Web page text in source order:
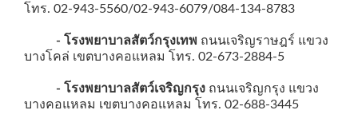
โทร. 02-943-5560/02-943-6079/084-134-8783
- โรงพยาบาลสัตว์กรุงเทพ ถนนเจริญราษฎร์ แขวง
บางโคล่ เขตบางคอแหลม โทร. 02-673-2884-5
- โรงพยาบาลสัตว์เจริญกรุง ถนนเจริญกรุง แขวง
บางคอแหลม เขตบางคอแหลม โทร. 02-688-3445